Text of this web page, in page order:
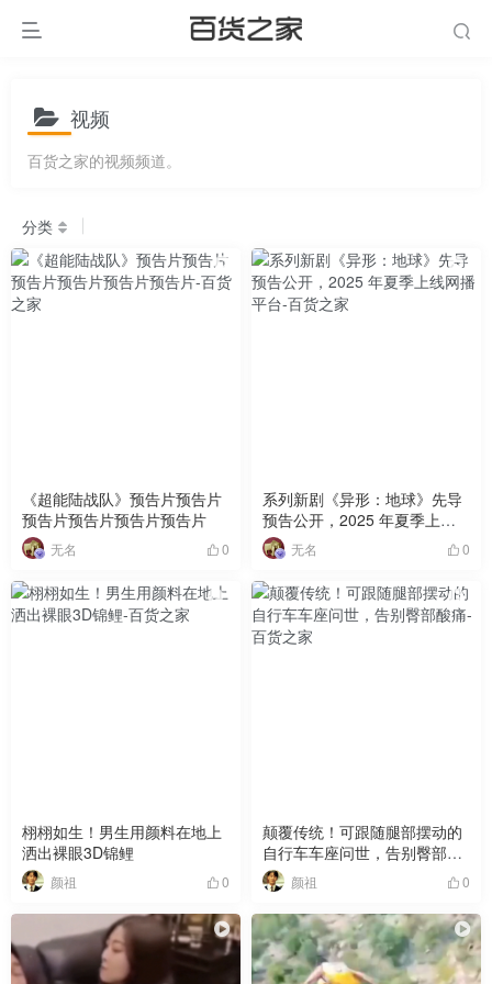
视频
百货之家的视频频道。
分类
《超能陆战队》预告片预告片
预告片预告片预告片预告片
无名 0
系列新剧《异形：地球》先导
预告公开，2025 年夏季上线
网播平台
无名 0
栩栩如生！男生用颜料在地上
洒出裸眼3D锦鲤
颜祖 0
颠覆传统！可跟随腿部摆动的
自行车车座问世，告别臀部酸
痛
颜祖 0